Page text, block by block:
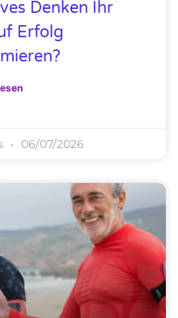
Denken Ihr
Erfolg
06/07/2026